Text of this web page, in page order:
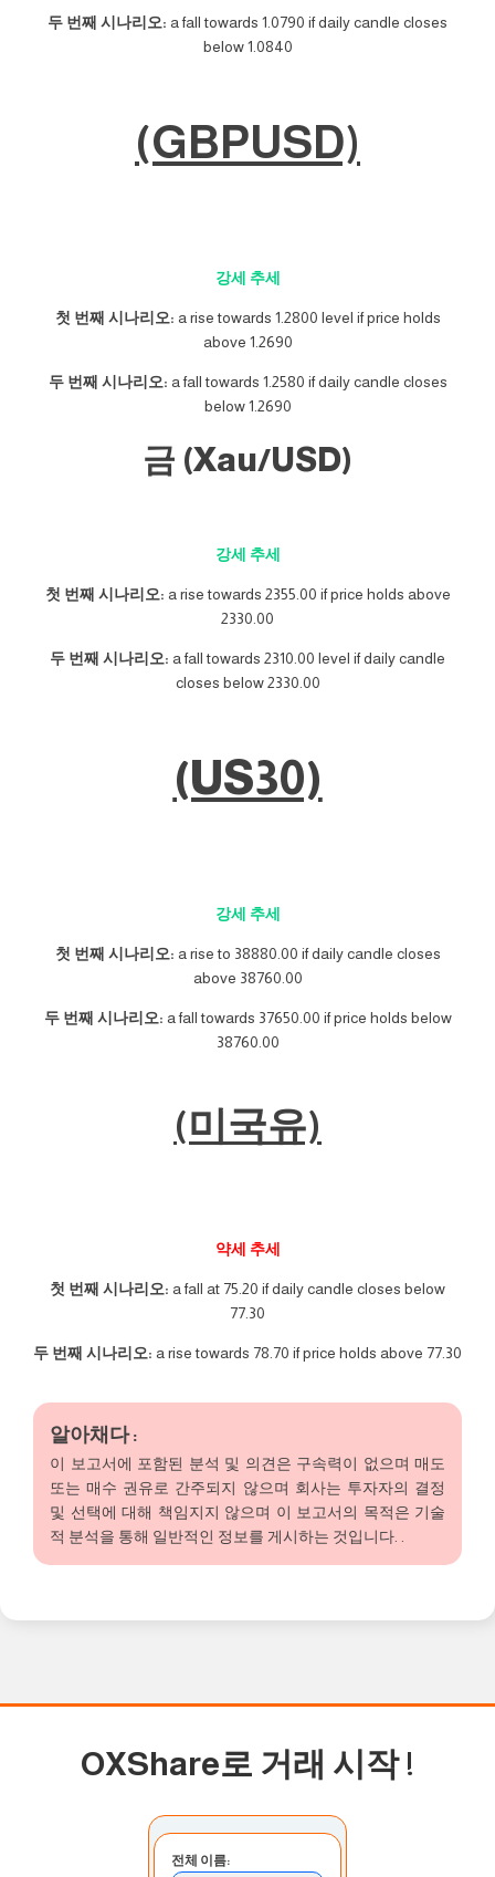
두 번째 시나리오: a fall towards 1.0790 if daily candle closes
below 1.0840
(GBPUSD)
강세 추세
첫 번째 시나리오: a rise towards 1.2800 level if price holds
above 1.2690
두 번째 시나리오: a fall towards 1.2580 if daily candle closes
below 1.2690
금 (Xau/USD)
강세 추세
첫 번째 시나리오: a rise towards 2355.00 if price holds above
2330.00
두 번째 시나리오: a fall towards 2310.00 level if daily candle
closes below 2330.00
(US30)
강세 추세
첫 번째 시나리오: a rise to 38880.00 if daily candle closes
above 38760.00
두 번째 시나리오: a fall towards 37650.00 if price holds below
38760.00
(미국유)
약세 추세
첫 번째 시나리오: a fall at 75.20 if daily candle closes below
77.30
두 번째 시나리오: a rise towards 78.70 if price holds above 77.30
알아채다 :
이 보고서에 포함된 분석 및 의견은 구속력이 없으며 매도
또는 매수 권유로 간주되지 않으며 회사는 투자자의 결정
및 선택에 대해 책임지지 않으며 이 보고서의 목적은 기술
적 분석을 통해 일반적인 정보를 게시하는 것입니다. .
OXShare로 거래 시작!
전체 이름: